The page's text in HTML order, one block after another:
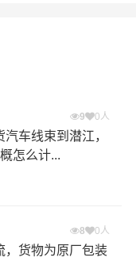
9 0人
车线束到潜江，
怎么计...
8 0人
，货物为原厂包装